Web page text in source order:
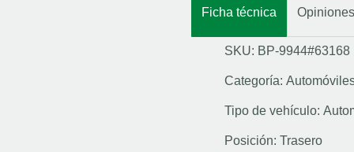
Ficha técnica Opiniones
SKU: BP-9944#63168
Categoría:
Tipo de vehículo:
Posición: Trasero